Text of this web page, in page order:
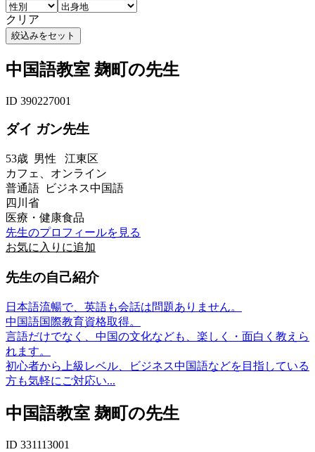
クリア
中国語教室 麹町の先生
ID 390227001
ダイ ガン先生
53歳 男性 江東区
カフェ、オンライン
普通語 ビジネス中国語
四川省
医療・健康食品
先生のプロフィールを見る
お気に入りに追加
先生の自己紹介
日本語流暢で、英語も会話は問題ありません。
中国語国際教育資格取得。
言語だけでなく、中国の文化なども、楽しく・面白く教えら
れます。
初心者から上級レベル、ビジネス中国語などを目指している
方も気軽にご対応い...
中国語教室 麹町の先生
ID 331113001